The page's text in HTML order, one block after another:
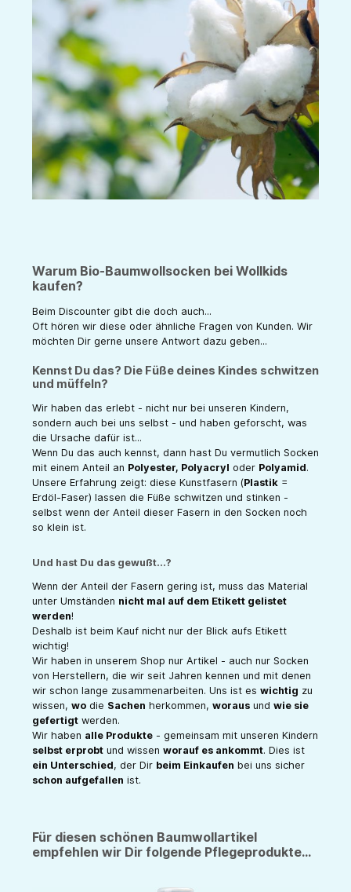
Warum Bio-Baumwollsocken bei Wollkids
kaufen?
Beim Discounter gibt die doch auch...
Oft hören wir diese oder ähnliche Fragen von Kunden. Wir
möchten Dir gerne unsere Antwort dazu geben...
Kennst Du das? Die Füße deines Kindes schwitzen
und müffeln?
Wir haben das erlebt - nicht nur bei unseren Kindern,
sondern auch bei uns selbst - und haben geforscht, was
die Ursache dafür ist...
Wenn Du das auch kennst, dann hast Du vermutlich Socken
mit einem Anteil an Polyester, Polyacryl oder Polyamid.
Unsere Erfahrung zeigt: diese Kunstfasern (Plastik =
Erdöl-Faser) lassen die Füße schwitzen und stinken -
selbst wenn der Anteil dieser Fasern in den Socken noch
so klein ist.
Und hast Du das gewußt...?
Wenn der Anteil der Fasern gering ist, muss das Material
unter Umständen nicht mal auf dem Etikett gelistet
werden!
Deshalb ist beim Kauf nicht nur der Blick aufs Etikett
wichtig!
Wir haben in unserem Shop nur Artikel - auch nur Socken
von Herstellern, die wir seit Jahren kennen und mit denen
wir schon lange zusammenarbeiten. Uns ist es wichtig zu
wissen, wo die Sachen herkommen, woraus und wie sie
gefertigt werden.
Wir haben alle Produkte - gemeinsam mit unseren Kindern
selbst erprobt und wissen worauf es ankommt. Dies ist
ein Unterschied, der Dir beim Einkaufen bei uns sicher
schon aufgefallen ist.
Für diesen schönen Baumwollartikel
empfehlen wir Dir folgende Pflegeprodukte...